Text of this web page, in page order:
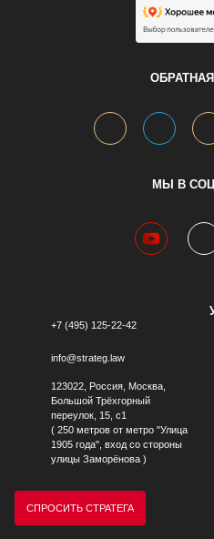
МЫ В
youtube
+7 (495) 125-22-42
info@strateg.law
123022, Россия, Москва,
Большой Трёхгорный
переулок, 15, с1
( 250 метров от метро "Улица
1905 года", вход со стороны
улицы Заморёнова )
СПРОСИТЬ СТРАТЕГА